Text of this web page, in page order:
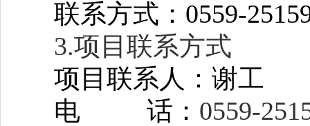
联系方式： 0559-
3.项目联系方式
项目联系人：谢工
电 话： 0559-